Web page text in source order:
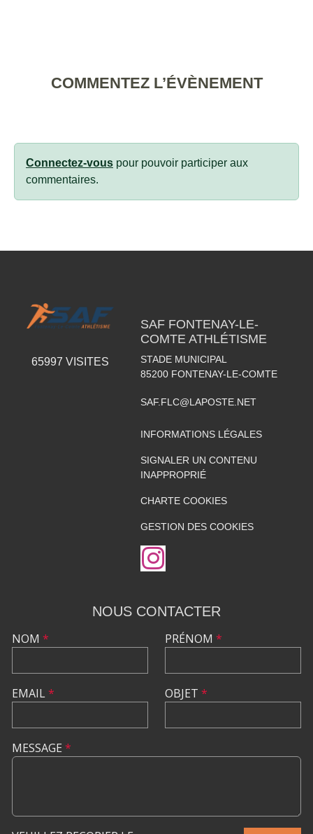
COMMENTEZ L’ÉVÈNEMENT
Connectez-vous pour pouvoir participer aux
commentaires.
65997 VISITES
SAF FONTENAY-LE-
COMTE ATHLÉTISME
STADE MUNICIPAL
85200 FONTENAY-LE-COMTE
SAF.FLC@LAPOSTE.NET
INFORMATIONS LÉGALES
SIGNALER UN CONTENU
INAPPROPRIÉ
CHARTE COOKIES
GESTION DES COOKIES
NOUS CONTACTER
NOM *
EMAIL*
PRÉNOM *
OBJET *
MESSAGE *